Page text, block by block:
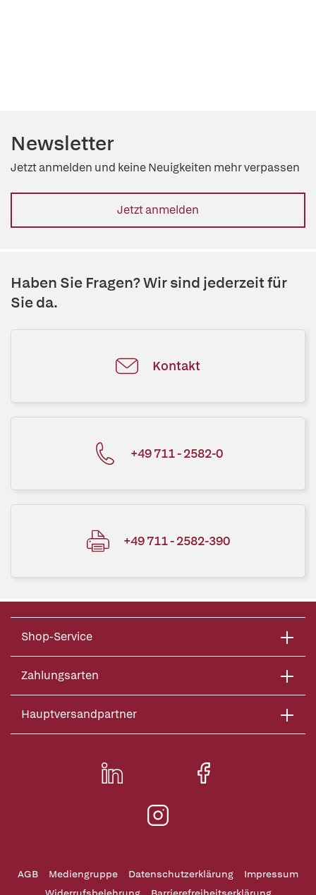
Newsletter
Jetzt anmelden und keine Neuigkeiten mehr verpassen
Jetzt anmelden
Haben Sie Fragen? Wir sind jederzeit für
Sie da.
Kontakt
+49 711 - 2582-0
+49 711 - 2582-390
Shop-Service
Zahlungsarten
Hauptversandpartner
AGB Mediengruppe Datenschutzerklärung
Impressum